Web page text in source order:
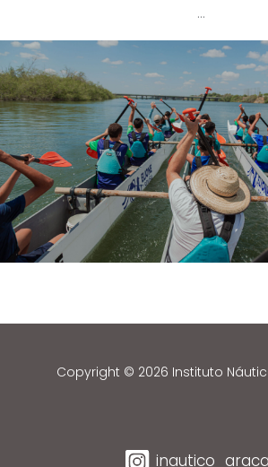
…
Copyright © 2026 Instituto